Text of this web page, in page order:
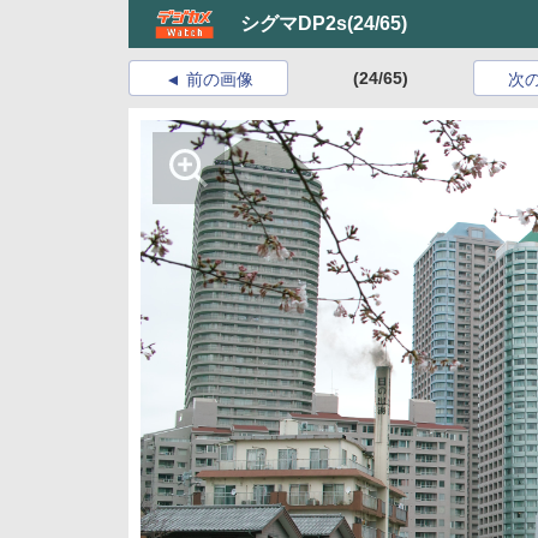
シグマDP2s(24/65)
前の画像 (24/65) 次